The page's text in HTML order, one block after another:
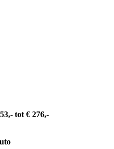
tot € 276,-